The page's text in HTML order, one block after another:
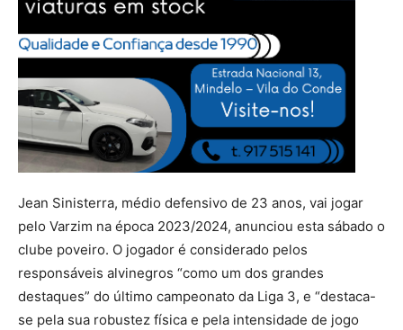
Jean Sinisterra, médio defensivo de 23 anos, vai jogar
pelo Varzim na época 2023/2024, anunciou esta sábado o
clube poveiro. O jogador é considerado pelos
responsáveis alvinegros “como um dos grandes
destaques” do último campeonato da Liga 3, e “destaca-
se pela sua robustez física e pela intensidade de jogo